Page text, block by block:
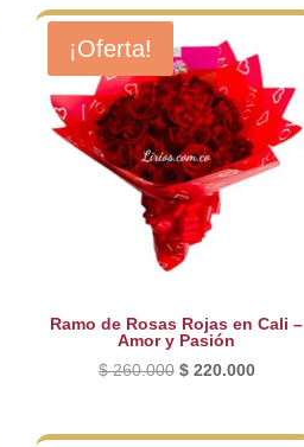
¡Oferta!
Ramo de Rosas Rojas en Cali –
Amor y Pasión
$260.000 El
$220.000El